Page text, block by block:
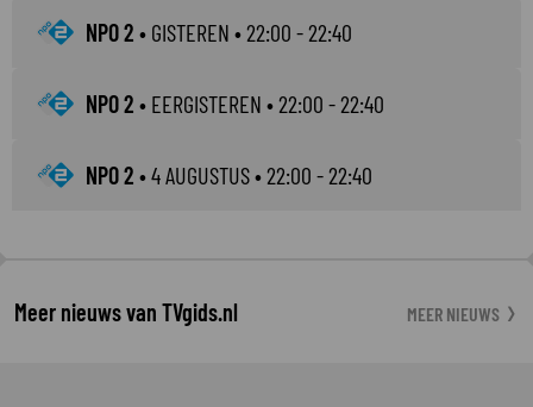
NPO 2 • GISTEREN • 22:00 - 22:40
NPO 2 • EERGISTEREN • 22:00 - 22:40
NPO 2 •4 AUGUSTUS• 22:00 - 22:40
Meer nieuws van TVgids.nl MEER NIEUWS